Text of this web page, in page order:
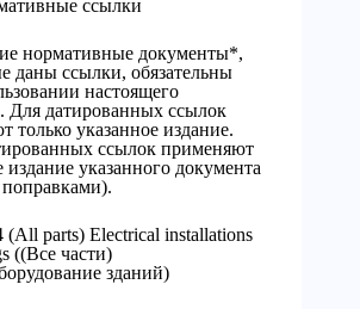
ссылки
нормативные документы*,
даны ссылки, обязательны
настоящего
Для датированных ссылок
только указанное издание.
ссылок применяют
издание указанного документа
(All parts) Electrical installations
((Все части)
зданий)